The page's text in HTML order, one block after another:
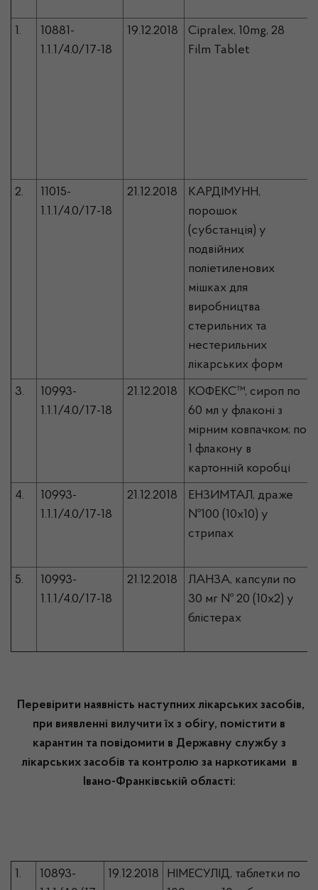
1.
10881-
1.1.1/4.0/17-18
19.12.2018
Cipralex, 10mg, 28
Film Tablet
2.
11015-
1.1.1/4.0/17-18
21.12.2018
КАРДІМУНН,
порошок
(субстанція) у
подвійних
поліетиленових
мішках для
виробництва
стерильних та
нестерильних
лікарських форм
3.
10993-
1.1.1/4.0/17-18
21.12.2018
КОФЕКС™, сироп по
60 мл у флаконі з
мірним ковпачком; по
1 флакону в
картонній коробці
4.
10993-
1.1.1/4.0/17-18
21.12.2018
ЕНЗИМТАЛ, драже
№100 (10х10) у
стрипах
5.
10993-
1.1.1/4.0/17-18
21.12.2018
ЛАНЗА, капсули по
30 мг № 20 (10х2) у
блістерах
Перевірити наявність наступних лікарських засобів,
при виявленні вилучити їх з обігу, помістити в
карантин та повідомити в Державну службу з
лікарських засобів та контролю за наркотиками в
Івано-Франківській області:
1.
10893-
19.12.2018
НІМЕСУЛІД, таблетки по